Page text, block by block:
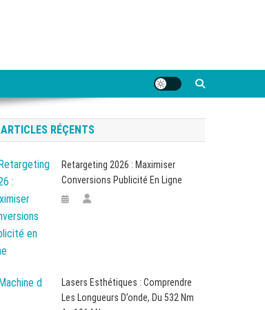
ARTICLES RÉÇENTS
Retargeting 2026 : Maximiser
Conversions Publicité En Ligne
Lasers Esthétiques : Comprendre
Les Longueurs D’onde, Du 532 Nm